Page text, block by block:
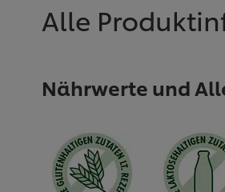
Alle
Nährwerte und